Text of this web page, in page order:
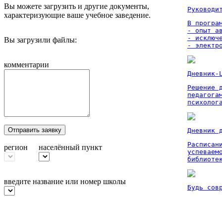
Вы можете загрузить и другие документы,
характеризующие ваше учебное заведение.
Вы загрузили файлы:
комментарии
Отправить заявку
регион населённый пункт
введите название или номер школы
В
- опыт
-
-
Дневник-
Решение
Дневник
Будь